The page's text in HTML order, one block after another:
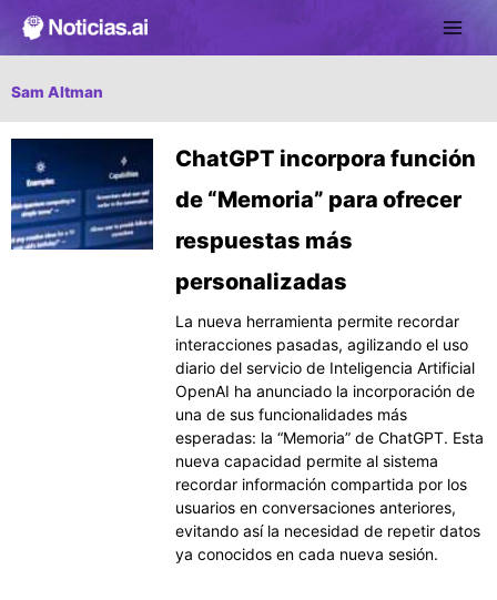
Sam Altman
ChatGPT incorpora función
de “Memoria” para ofrecer
respuestas más
personalizadas
La nueva herramienta permite recordar
interacciones pasadas, agilizando el uso
diario del servicio de Inteligencia Artificial
OpenAI ha anunciado la incorporación de
una de sus funcionalidades más
esperadas: la “Memoria” de ChatGPT. Esta
nueva capacidad permite al sistema
recordar información compartida por los
usuarios en conversaciones anteriores,
evitando así la necesidad de repetir datos
ya conocidos en cada nueva sesión.
PáginaPáginaPágina